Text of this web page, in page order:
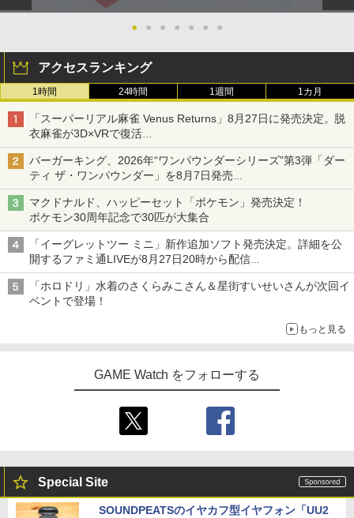
● ● ● ● ● ● ●
アクセスランキング
1時間 24時間 1週間 1カ月
「スーパーリアル麻雀 Venus Returns」8月27日に発売決定。脱
衣麻雀が3D×VRで復活
発売から2週間は20%オフになるセールが実施
バーガーキング、2026年“ワンパウンダーシリーズ”第3弾「ダー
ティ ザ・ワンパウンダー」を8月7日発売
「特製ガーリックマヨソース」を使用した超大型チーズバーガー
マクドナルド、ハッピーセット「ポケモン」発売決定！
ポケモン30周年記念で30匹が大集合
「イーグレットツー ミニ」新作追加ソフト発売決定。詳細を公
開するファミ通LIVEが8月27日20時から配信
シリーズ累計100タイトルへ
「ホロドリ」水着のさくらみこさん＆星街すいせいさんが次回イ
ベントで登場！
もっと見る
GAME Watch をフォローする
Special Site
SOUNDPEATSのイヤカフ型イヤフォン「UU2